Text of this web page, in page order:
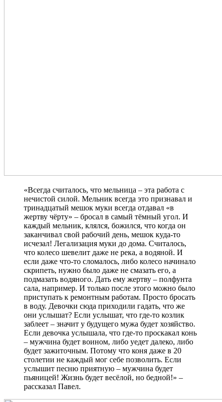
«Всегда считалось, что мельница – эта работа с
нечистой силой. Мельник всегда это признавал и
тринадцатый мешок муки всегда отдавал «в
жертву чёрту» – бросал в самый тёмный угол. И
каждый мельник, клялся, божился, что когда он
заканчивал свой рабочий день, мешок куда-то
исчезал! Легализация муки до дома. Считалось,
что колесо шевелит даже не река, а водяной. И
если даже что-то сломалось, либо колесо начинало
скрипеть, нужно было даже не смазать его, а
подмазать водяного. Дать ему жертву – полфунта
сала, например. И только после этого можно было
приступать к ремонтным работам. Просто бросать
в воду. Девочки сюда приходили гадать, что же
они услышат? Если услышат, что где-то козлик
заблеет – значит у будущего мужа будет хозяйство.
Если девочка услышала, что где-то проскакал конь
– мужчина будет воином, либо уедет далеко, либо
будет зажиточным. Потому что коня даже в 20
столетии не каждый мог себе позволить. Если
услышит песню приятную – мужчина будет
пьяницей! Жизнь будет весёлой, но бедной!» –
рассказал Павел.